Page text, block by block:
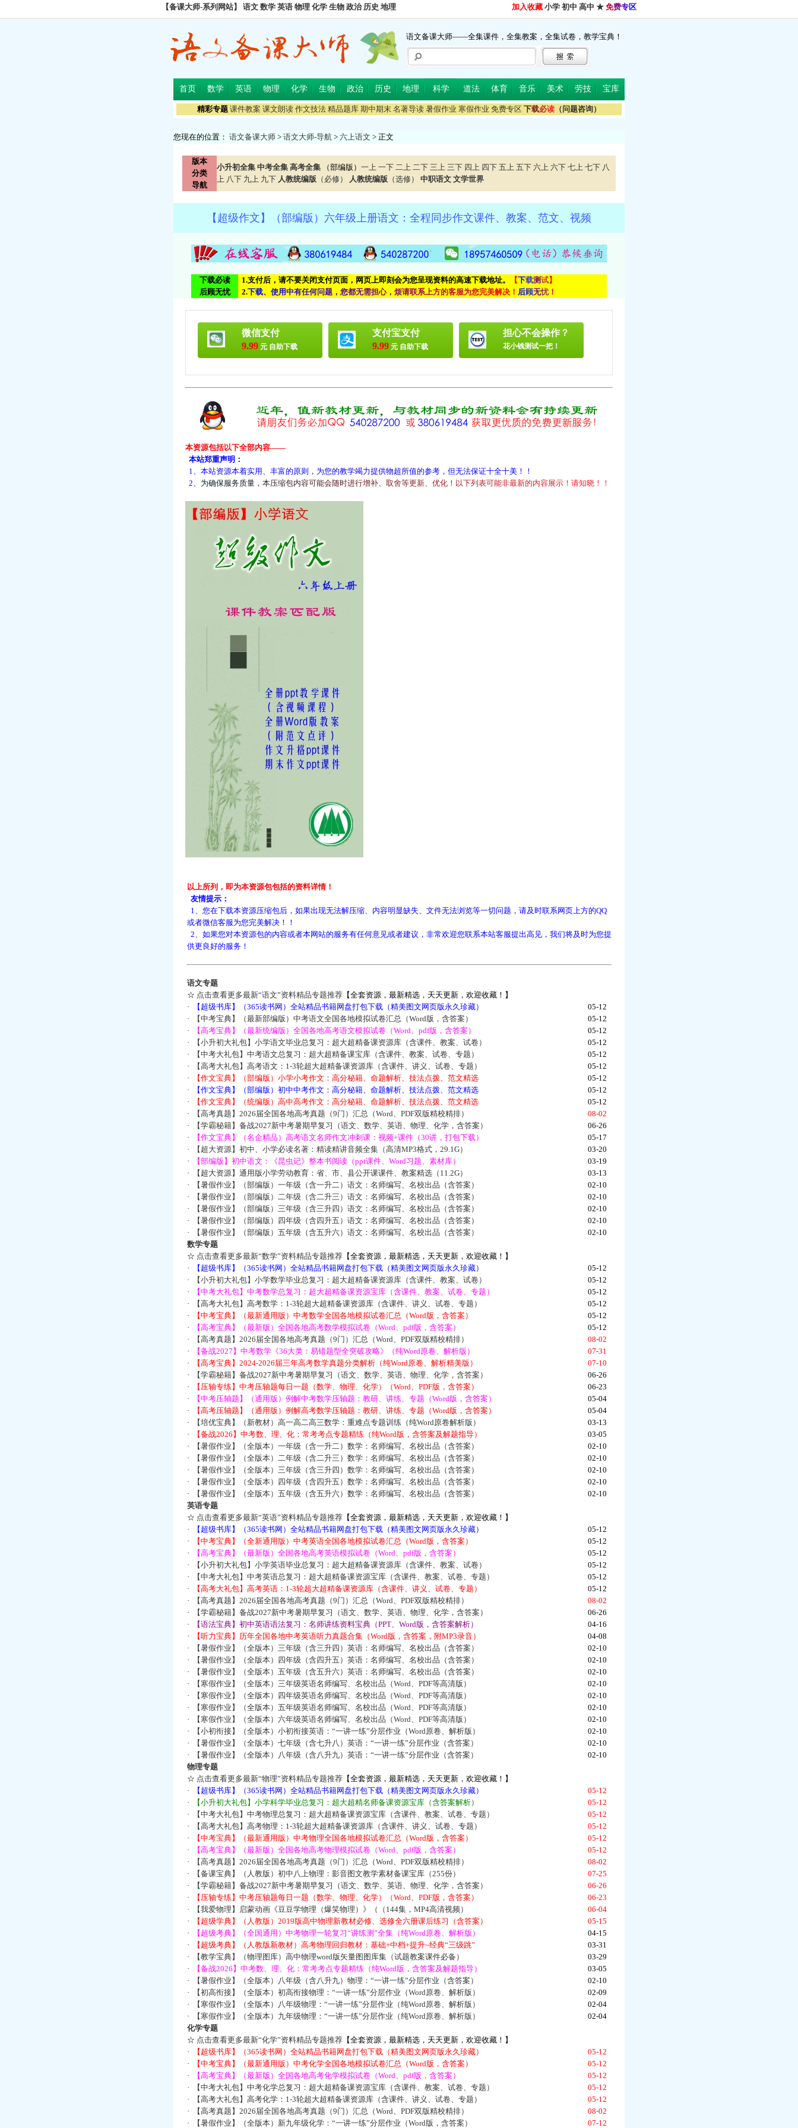
【备课大师-系列网站】 语文 数学 英语 物理 化学 生物 政治 历史 地理 加入收藏 小学 初中 高中 ★ 免费专区
语文备课大师——全集课件，全集教案，全集试卷，教学宝典！
首页 数学 英语 物理 化学 生物 政治 历史 地理 科学 道法 体育 音乐 美术 劳技 宝库
精彩专题 课件教案 课文朗读 作文技法 精品题库 期中期末 名著导读 暑假作业 寒假作业 免费专区 下载必读 （问题咨询）
您现在的位置： 语文备课大师 > 语文大师-导航 > 六上语文 > 正文
版本
分类
导航
小升初全集 中考全集 高考全集 （部编版） 一上 一下 二上 二下 三上 三下 四上 四下 五上 五下 六上 六下 七上 七下 八
上 八下 九上 九下 人教统编版 （必修） 人教统编版 （选修） 中职语文 文学世界
【超级作文】（部编版）六年级上册语文：全程同步作文课件、教案、范文、视频
下载必读
后顾无忧
1.支付后，请不要关闭支付页面，网页上即刻会为您呈现资料的高速下载地址。 【下载测试】
2.下载、 使用中有任何问题 ， 您都无需担心， 烦请联系上方的客服为您完美解决 ！ 后顾无忧！
微信支付
9.99 元 自助下载
支付宝支付
9.99 元 自助下载
担心不会操作？
花小钱测试一把！
本资源包括以下全部内容——
本站郑重声明：
1、本站资源本着实用、丰富的原则，为您的教学竭力提供物超所值的参考，但无法保证十全十美！！
2、 为确保服务质量 ， 本压缩包内容可能会随时进行增补、 取舍等更新、 优化 ！ 以下列 表可能非最新的内容展示 ！ 请知晓 ！ ！
以上所列，即为本资源包包括的资料详情！
友情提示：
1、您在下载本资源压缩包后，如果出现无法解压缩、内容明显缺失、文件无法浏览等一切问题，请及时联系网页上方的QQ
或者微信客服为您完美解决！！
2、如果您对本资源包的内容或者本网站的服务有任何意见或者建议，非常欢迎您联系本站客服提出高见，我们将及时为您提
供更良好的服务！
语文专题
☆ 点击查看更多最新“语文”资料精品专题推荐【全套资源，最新精选，天天更新，欢迎收藏！】
·
【超级书库】（365读书网）全站精品书籍网盘打包下载（精美图文网页版永久珍藏）
05-12
·
【中考宝典】（最新部编版）中考语文全国各地模拟试卷汇总（Word版，含答案）
05-12
·
【高考宝典】（最新统编版）全国各地高考语文模拟试卷（Word、pdf版，含答案）
05-12
·
【小升初大礼包】小学语文毕业总复习：超大超精备课资源库（含课件、教案、试卷）
05-12
·
【中考大礼包】中考语文总复习：超大超精备课宝库（含课件、教案、试卷、专题）
05-12
·
【高考大礼包】高考语文：1-3轮超大超精备课资源库（含课件、讲义、试卷、专题）
05-12
·
【作文宝典】（部编版）小学小考作文：高分秘籍、命题解析、技法点拨、范文精选
05-12
·
【作文宝典】（部编版）初中中考作文：高分秘籍、命题解析、技法点拨、范文精选
05-12
·
【作文宝典】（统编版）高中高考作文：高分秘籍、命题解析、技法点拨、范文精选
05-12
·
【高考真题】2026届全国各地高考真题（9门）汇总（Word、PDF双版精校精排）
08-02
·
【学霸秘籍】备战2027新中考暑期早复习（语文、数学、英语、物理、化学，含答案）
06-26
·
【作文宝典】（名企精品）高考语文名师作文冲刺课：视频+课件（30讲，打包下载）
05-17
·
【超大资源】初中、小学必读名著：精读精讲音频全集（高清MP3格式，29.1G）
03-20
·
【部编版】初中语文：《昆虫记》整本书阅读（ppt课件、Word习题、素材库）
03-19
·
【超大资源】通用版小学劳动教育：省、市、县公开课课件、教案精选（11.2G）
03-13
·
【暑假作业】（部编版）一年级（含一升二）语文：名师编写、名校出品（含答案）
02-10
·
【暑假作业】（部编版）二年级（含二升三）语文：名师编写、名校出品（含答案）
02-10
·
【暑假作业】（部编版）三年级（含三升四）语文：名师编写、名校出品（含答案）
02-10
·
【暑假作业】（部编版）四年级（含四升五）语文：名师编写、名校出品（含答案）
02-10
·
【暑假作业】（部编版）五年级（含五升六）语文：名师编写、名校出品（含答案）
02-10
数学专题
☆ 点击查看更多最新“数学”资料精品专题推荐【全套资源，最新精选，天天更新，欢迎收藏！】
·
【超级书库】（365读书网）全站精品书籍网盘打包下载（精美图文网页版永久珍藏）
05-12
·
【小升初大礼包】小学数学毕业总复习：超大超精备课资源库（含课件、教案、试卷）
05-12
·
【中考大礼包】中考数学总复习：超大超精备课资源宝库（含课件、教案、试卷、专题）
05-12
·
【高考大礼包】高考数学：1-3轮超大超精备课资源库（含课件、讲义、试卷、专题）
05-12
·
【中考宝典】（最新通用版）中考数学全国各地模拟试卷汇总（Word版，含答案）
05-12
·
【高考宝典】（最新版）全国各地高考数学模拟试卷（Word、pdf版，含答案）
05-12
·
【高考真题】2026届全国各地高考真题（9门）汇总（Word、PDF双版精校精排）
08-02
·
【备战2027】中考数学《36大类：易错题型全突破攻略》（纯Word原卷、解析版）
07-31
·
【高考宝典】2024-2026届三年高考数学真题分类解析（纯Word原卷、解析精美版）
07-10
·
【学霸秘籍】备战2027新中考暑期早复习（语文、数学、英语、物理、化学，含答案）
06-26
·
【压轴专练】中考压轴题每日一题（数学、物理、化学）（Word、PDF版，含答案）
06-23
·
【中考压轴题】（通用版）例解中考数学压轴题：教研、讲练、专题（Word版，含答案）
05-04
·
【高考压轴题】（通用版）例解高考数学压轴题：教研、讲练、专题（Word版，含答案）
05-04
·
【培优宝典】（新教材）高一高二高三数学：重难点专题训练（纯Word原卷解析版）
03-13
·
【备战2026】中考数、理、化：常考考点专题精练（纯Word版，含答案及解题指导）
03-05
·
【暑假作业】（全版本）一年级（含一升二）数学：名师编写、名校出品（含答案）
02-10
·
【暑假作业】（全版本）二年级（含二升三）数学：名师编写、名校出品（含答案）
02-10
·
【暑假作业】（全版本）三年级（含三升四）数学：名师编写、名校出品（含答案）
02-10
·
【暑假作业】（全版本）四年级（含四升五）数学：名师编写、名校出品（含答案）
02-10
·
【暑假作业】（全版本）五年级（含五升六）数学：名师编写、名校出品（含答案）
02-10
英语专题
☆ 点击查看更多最新“英语”资料精品专题推荐【全套资源，最新精选，天天更新，欢迎收藏！】
·
【超级书库】（365读书网）全站精品书籍网盘打包下载（精美图文网页版永久珍藏）
05-12
·
【中考宝典】（全新通用版）中考英语全国各地模拟试卷汇总（Word版，含答案）
05-12
·
【高考宝典】（最新版）全国各地高考英语模拟试卷（Word、pdf版，含答案）
05-12
·
【小升初大礼包】小学英语毕业总复习：超大超精备课资源库（含课件、教案、试卷）
05-12
·
【中考大礼包】中考英语总复习：超大超精备课资源宝库（含课件、教案、试卷、专题）
05-12
·
【高考大礼包】高考英语：1-3轮超大超精备课资源库（含课件、讲义、试卷、专题）
05-12
·
【高考真题】2026届全国各地高考真题（9门）汇总（Word、PDF双版精校精排）
08-02
·
【学霸秘籍】备战2027新中考暑期早复习（语文、数学、英语、物理、化学，含答案）
06-26
·
【语法宝典】初中英语语法复习：名师讲练资料宝典（PPT、Word版，含答案解析）
04-16
·
【听力宝典】历年全国各地中考英语听力真题合集（Word版，含答案，附MP3录音）
04-08
·
【暑假作业】（全版本）三年级（含三升四）英语：名师编写、名校出品（含答案）
02-10
·
【暑假作业】（全版本）四年级（含四升五）英语：名师编写、名校出品（含答案）
02-10
·
【暑假作业】（全版本）五年级（含五升六）英语：名师编写、名校出品（含答案）
02-10
·
【寒假作业】（全版本）三年级英语名师编写、名校出品（Word、PDF等高清版）
02-10
·
【寒假作业】（全版本）四年级英语名师编写、名校出品（Word、PDF等高清版）
02-10
·
【寒假作业】（全版本）五年级英语名师编写、名校出品（Word、PDF等高清版）
02-10
·
【寒假作业】（全版本）六年级英语名师编写、名校出品（Word、PDF等高清版）
02-10
·
【小初衔接】（全版本）小初衔接英语：“一讲一练”分层作业（Word原卷、解析版）
02-10
·
【暑假作业】（全版本）七年级（含七升八）英语：“一讲一练”分层作业（含答案）
02-10
·
【暑假作业】（全版本）八年级（含八升九）英语：“一讲一练”分层作业（含答案）
02-10
物理专题
☆ 点击查看更多最新“物理”资料精品专题推荐【全套资源，最新精选，天天更新，欢迎收藏！】
·
【超级书库】（365读书网）全站精品书籍网盘打包下载（精美图文网页版永久珍藏）
05-12
·
【小升初大礼包】小学科学毕业总复习：超大超精名师备课资源宝库（含答案解析）
05-12
·
【中考大礼包】中考物理总复习：超大超精备课资源宝库（含课件、教案、试卷、专题）
05-12
·
【高考大礼包】高考物理：1-3轮超大超精备课资源库（含课件、讲义、试卷、专题）
05-12
·
【中考宝典】（最新通用版）中考物理全国各地模拟试卷汇总（Word版，含答案）
05-12
·
【高考宝典】（最新版）全国各地高考物理模拟试卷（Word、pdf版，含答案）
05-12
·
【高考真题】2026届全国各地高考真题（9门）汇总（Word、PDF双版精校精排）
08-02
·
【备课宝典】（人教版）初中八上物理：影音图文教学素材备课宝库（255份）
07-25
·
【学霸秘籍】备战2027新中考暑期早复习（语文、数学、英语、物理、化学，含答案）
06-26
·
【压轴专练】中考压轴题每日一题（数学、物理、化学）（Word、PDF版，含答案）
06-23
·
【我爱物理】启蒙动画《豆豆学物理（爆笑物理）》（（144集，MP4高清视频）
06-04
·
【超级学典】（人教版）2019版高中物理新教材必修、选修全六册课后练习（含答案）
05-15
·
【超级考典】（全国通用）中考物理一轮复习“讲练测”全集（纯Word原卷、解析版）
04-15
·
【超级考典】（人教版新教材）高考物理回归教材：基础+中档+提升~经典“三级跳”
03-31
·
【教学宝典】（物理图库）高中物理word版矢量图图库集（试题教案课件必备）
03-29
·
【备战2026】中考数、理、化：常考考点专题精练（纯Word版，含答案及解题指导）
03-05
·
【暑假作业】（全版本）八年级（含八升九）物理：“一讲一练”分层作业（含答案）
02-10
·
【初高衔接】（全版本）初高衔接物理：“一讲一练”分层作业（Word原卷、解析版）
02-09
·
【寒假作业】（全版本）八年级物理：“一讲一练”分层作业（纯Word原卷、解析版）
02-04
·
【寒假作业】（全版本）九年级物理：“一讲一练”分层作业（纯Word原卷、解析版）
02-04
化学专题
☆ 点击查看更多最新“化学”资料精品专题推荐【全套资源，最新精选，天天更新，欢迎收藏！】
·
【超级书库】（365读书网）全站精品书籍网盘打包下载（精美图文网页版永久珍藏）
05-12
·
【中考宝典】（最新通用版）中考化学全国各地模拟试卷汇总（Word版，含答案）
05-12
·
【高考宝典】（最新版）全国各地高考化学模拟试卷（Word、pdf版，含答案）
05-12
·
【中考大礼包】中考化学总复习：超大超精备课资源宝库（含课件、教案、试卷、专题）
05-12
·
【高考大礼包】高考化学：1-3轮超大超精备课资源库（含课件、讲义、试卷、专题）
05-12
·
【高考真题】2026届全国各地高考真题（9门）汇总（Word、PDF双版精校精排）
08-02
·
【暑假作业】（全版本）新九年级化学：“一讲一练”分层作业（Word版，含答案） 07-12